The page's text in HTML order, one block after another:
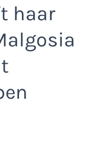
haar